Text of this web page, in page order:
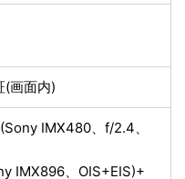
(画面内)
IMX480、f/2.4、
IMX896、OIS+EIS)+